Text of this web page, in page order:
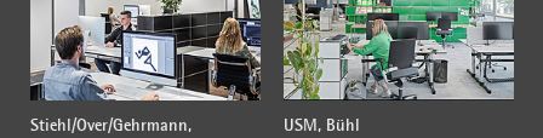
Stiehl/Over/Gehrmann,
USM, Bühl